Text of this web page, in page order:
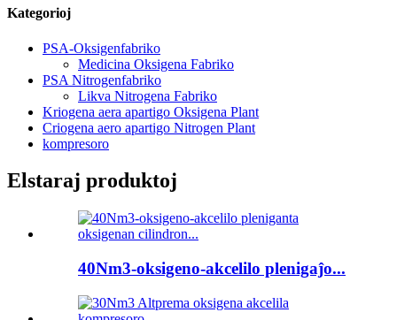
Kategorioj
PSA-Oksigenfabriko
Medicina Oksigena Fabriko
PSA Nitrogenfabriko
Likva Nitrogena Fabriko
Kriogena aera apartigo Oksigena Plant
Criogena aero apartigo Nitrogen Plant
kompresoro
Elstaraj produktoj
40Nm3-oksigeno-akcelilo plenigaĵo...